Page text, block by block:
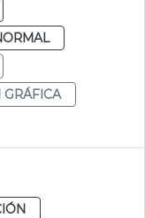
GRÁFICA